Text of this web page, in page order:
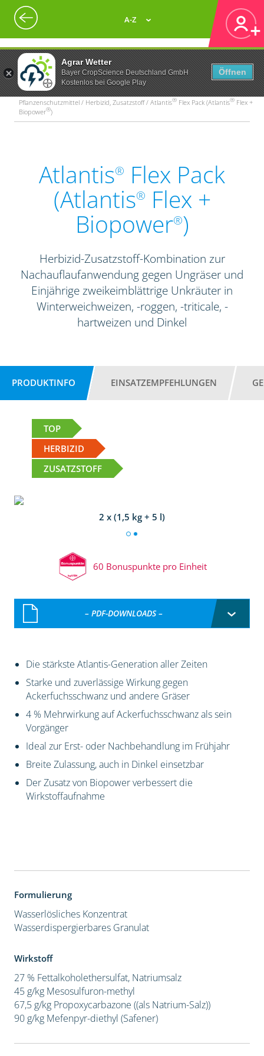
Agrar Wetter
Bayer CropScience Deutschland GmbH
Kostenlos bei Google Play
Öffnen
A-Z
Pflanzenschutzmittel / Herbizid, Zusatzstoff / Atlantis® Flex Pack (Atlantis® Flex +
Biopower®)
Atlantis® Flex Pack
(Atlantis® Flex +
Biopower®)
Herbizid-Zusatzstoff-Kombination zur
Nachauflaufanwendung gegen Ungräser und
Einjährige zweikeimblättrige Unkräuter in
Winterweichweizen, -roggen, -triticale, -
hartweizen und Dinkel
PRODUKTINFO EINSATZEMPFEHLUNGEN
TOP
HERBIZID
ZUSATZSTOFF
2 x (1,5 kg + 5 l)
60 Bonuspunkte pro Einheit
– PDF-DOWNLOADS –
Die stärkste Atlantis-Generation aller Zeiten
Starke und zuverlässige Wirkung gegen
Ackerfuchsschwanz und andere Gräser
4 % Mehrwirkung auf Ackerfuchsschwanz als sein
Vorgänger
Ideal zur Erst- oder Nachbehandlung im Frühjahr
Breite Zulassung, auch in Dinkel einsetzbar
Der Zusatz von Biopower verbessert die
Wirkstoffaufnahme
Formulierung
Wasserlösliches Konzentrat
Wasserdispergierbares Granulat
Wirkstoff
27 % Fettalkoholethersulfat, Natriumsalz
45 g/kg Mesosulfuron-methyl
67,5 g/kg Propoxycarbazone ((als Natrium-Salz))
90 g/kg Mefenpyr-diethyl (Safener)